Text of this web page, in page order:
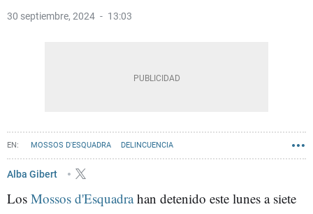
30 septiembre, 2024 13:03
MOSSOS D'ESQUADRA DELINCUENCIA
Alba Gibert
Los Mossos d'Esquadrahan detenido este lunes a siete